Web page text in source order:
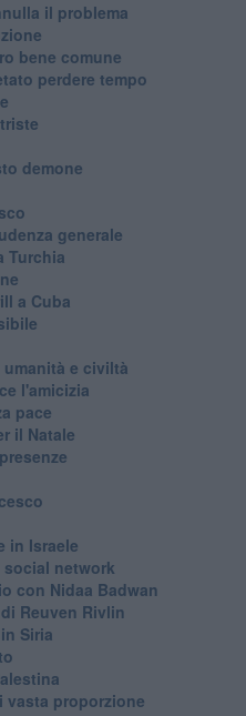
il problema
bene comune
perdere tempo
demone
generale
Turchia
a Cuba
e civiltà
l'amicizia
pace
il Natale
in Israele
network
con Nidaa Badwan
Reuven Rivlin
Siria
vasta proporzione